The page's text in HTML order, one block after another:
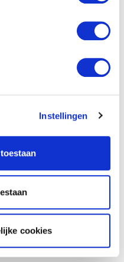
Instellingen
cookies